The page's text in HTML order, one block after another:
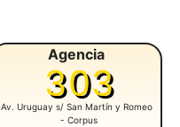
Agencia
303
Av. Uruguay s/ San Martín y Romeo
- Corpus